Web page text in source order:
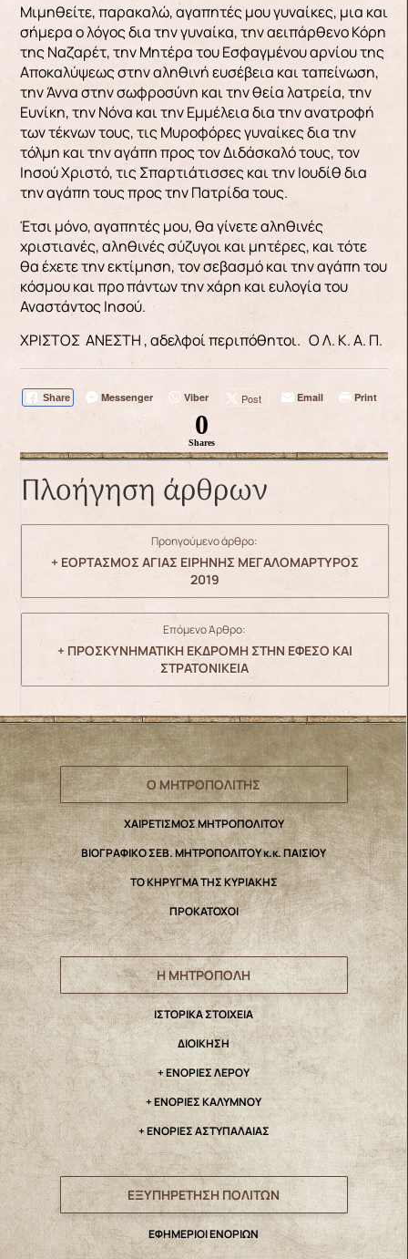
Μιμηθείτε, παρακαλώ, αγαπητές μου γυναίκες, μια και
σήμερα ο λόγος δια την γυναίκα, την αειπάρθενο Κόρη
της Ναζαρέτ, την Μητέρα του Εσφαγμένου αρνίου της
Αποκαλύψεως στην αληθινή ευσέβεια και ταπείνωση,
την Άννα στην σωφροσύνη και την θεία λατρεία, την
Ευνίκη, την Νόνα και την Εμμέλεια δια την ανατροφή
των τέκνων τους, τις Μυροφόρες γυναίκες δια την
τόλμη και την αγάπη προς τον Διδάσκαλό τους, τον
Ιησού Χριστό, τις Σπαρτιάτισσες και την Ιουδίθ δια
την αγάπη τους προς την Πατρίδα τους.
Έτσι μόνο, αγαπητές μου, θα γίνετε αληθινές
χριστιανές, αληθινές σύζυγοι και μητέρες, και τότε
θα έχετε την εκτίμηση, τον σεβασμό και την αγάπη του
κόσμου και προ πάντων την χάρη και ευλογία του
Αναστάντος Ιησού.
ΧΡΙΣΤΟΣ ΑΝΕΣΤΗ , αδελφοί περιπόθητοι. Ο Λ. Κ. Α. Π.
Share Messenger Viber Post Email Print
0
Shares
Πλοήγηση άρθρων
Προηγούμενο άρθρο:
+ ΕΟΡΤΑΣΜΟΣ ΑΓΙΑΣ ΕΙΡΗΝΗΣ ΜΕΓΑΛΟΜΑΡΤΥΡΟΣ
2019
Επόμενο Άρθρο:
+ ΠΡΟΣΚΥΝΗΜΑΤΙΚΗ ΕΚΔΡΟΜΗ ΣΤΗΝ ΕΦΕΣΟ ΚΑΙ
ΣΤΡΑΤΟΝΙΚΕΙΑ
Ο ΜΗΤΡΟΠΟΛΙΤΗΣ
ΧΑΙΡΕΤΙΣΜΟΣ ΜΗΤΡΟΠΟΛΙΤΟΥ
ΒΙΟΓΡΑΦΙΚΟ ΣΕΒ. ΜΗΤΡΟΠΟΛΙΤΟΥ κ.κ. ΠΑΙΣΙΟΥ
ΤΟ ΚΗΡΥΓΜΑ ΤΗΣ ΚΥΡΙΑΚΗΣ
ΠΡΟΚΑΤΟΧΟΙ
Η ΜΗΤΡΟΠΟΛΗ
IΣΤΟΡΙΚΑ ΣΤΟΙΧΕΙΑ
ΔΙΟΙΚΗΣΗ
+ ΕΝΟΡΙΕΣ ΛΕΡΟΥ
+ ΕΝΟΡΙΕΣ ΚΑΛΥΜΝΟΥ
+ ΕΝΟΡΙΕΣ ΑΣΤΥΠΑΛΑΙΑΣ
ΕΞΥΠΗΡΕΤΗΣΗ ΠΟΛΙΤΩΝ
ΕΦΗΜΕΡΙΟΙ ΕΝΟΡΙΩΝ